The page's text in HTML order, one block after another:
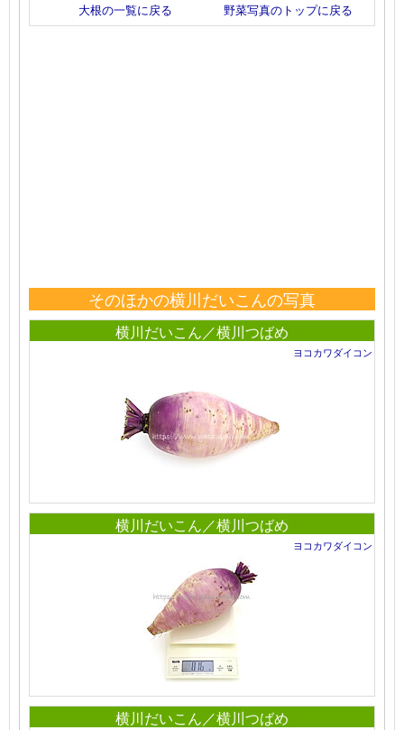
大根の一覧に戻る 野菜写真のトップに戻る
そのほかの横川だいこんの写真
横川だいこん／横川つばめ
ヨコカワダイコン
横川だいこん／横川つばめ
ヨコカワダイコン
横川だいこん／横川つばめ